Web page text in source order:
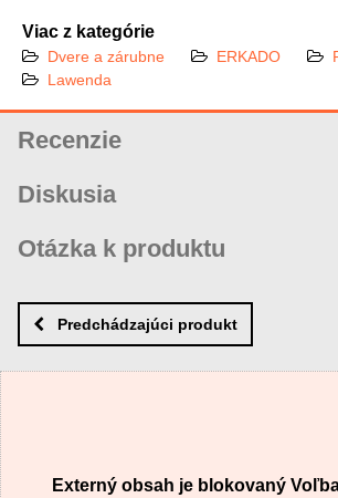
Viac z kategórie
Dvere a zárubne ERKADO
Lawenda
Recenzie
Diskusia
Zatiaľ nie sú žiadne komentáre! Buďte prvý!
Nový komentár
Otázka k produktu
MENO
VAŠA OTÁZKA K PRODUKTU
Predchádzajúci produkt
Externý obsah je blokovaný